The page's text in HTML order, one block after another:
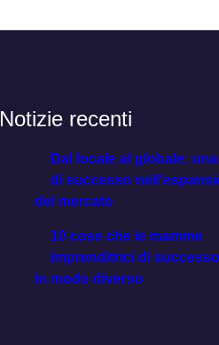
Notizie recenti
Dal locale al globale:
di successo
del mercato
10 cose che le mamme
imprenditrici di
in modo diverso